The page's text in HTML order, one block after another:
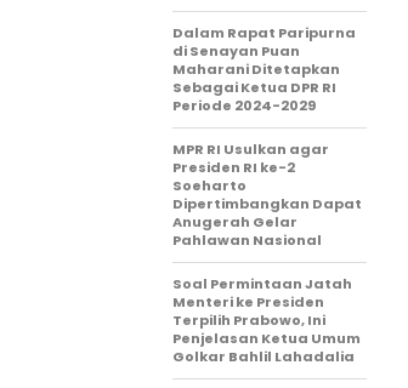
Dalam Rapat Paripurna
di Senayan Puan
Maharani Ditetapkan
Sebagai Ketua DPR RI
Periode 2024-2029
MPR RI Usulkan agar
Presiden RI ke-2
Soeharto
Dipertimbangkan Dapat
Anugerah Gelar
Pahlawan Nasional
Soal Permintaan Jatah
Menteri ke Presiden
Terpilih Prabowo, Ini
Penjelasan Ketua Umum
Golkar Bahlil Lahadalia